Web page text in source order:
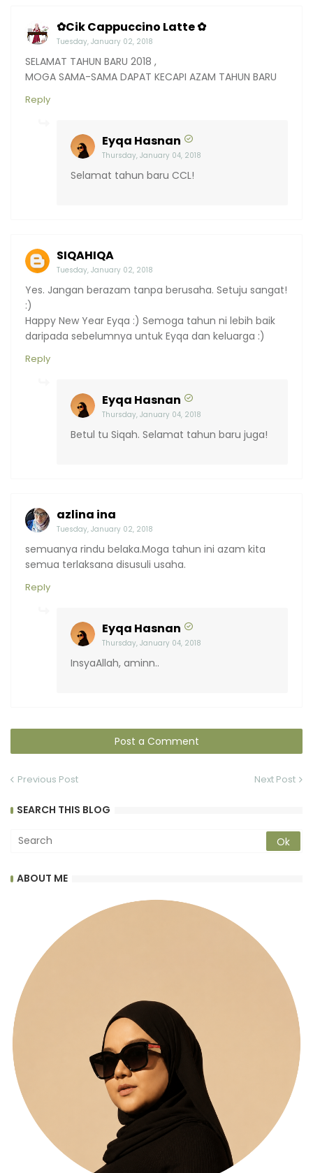
✿Cik Cappuccino Latte ✿
Tuesday, January 02, 2018
SELAMAT TAHUN BARU 2018 ,
MOGA SAMA-SAMA DAPAT KECAPI AZAM TAHUN BARU
Reply
Eyqa Hasnan
Thursday, January 04, 2018
Selamat tahun baru CCL!
SIQAHIQA
Tuesday, January 02, 2018
Yes. Jangan berazam tanpa berusaha. Setuju sangat!
:)
Happy New Year Eyqa :) Semoga tahun ni lebih baik
daripada sebelumnya untuk Eyqa dan keluarga :)
Reply
Eyqa Hasnan
Thursday, January 04, 2018
Betul tu Siqah. Selamat tahun baru juga!
azlina ina
Tuesday, January 02, 2018
semuanya rindu belaka.Moga tahun ini azam kita
semua terlaksana disusuli usaha.
Reply
Eyqa Hasnan
Thursday, January 04, 2018
InsyaAllah, aminn..
Post a Comment
Previous Post Next Post
SEARCH THIS BLOG
ABOUT ME